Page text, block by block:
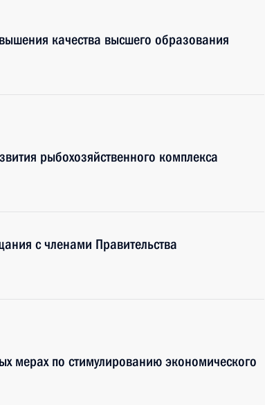
качества высшего образования
рыбохозяйственного комплекса
с членами Правительства
мерах по стимулированию экономического